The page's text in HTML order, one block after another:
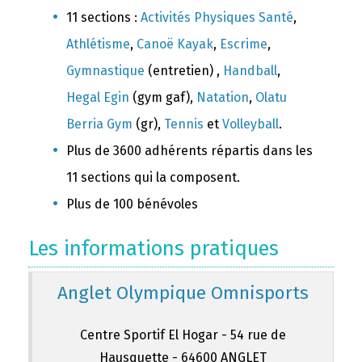
11 sections : Activités Physiques Santé,
Athlétisme, Canoë Kayak, Escrime,
Gymnastique (entretien) , Handball,
Hegal Egin (gym gaf), Natation, Olatu
Berria Gym (gr), Tennis et Volleyball.
Plus de 3600 adhérents répartis dans les
11 sections qui la composent.
Plus de 100 bénévoles
Les informations pratiques
Anglet Olympique Omnisports
Centre Sportif El Hogar - 54 rue de
Hausquette - 64600 ANGLET